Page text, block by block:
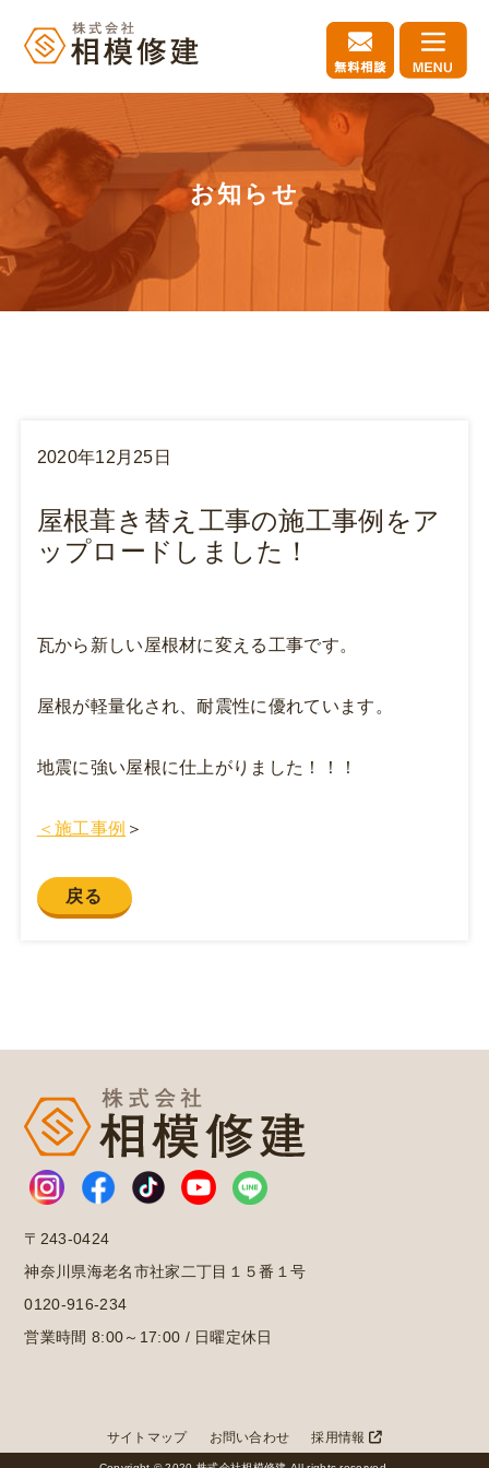
お知らせ
2020年12月25日
屋根葺き替え工事の施工事例をア
ップロードしました！
瓦から新しい屋根材に変える工事です。
屋根が軽量化され、耐震性に優れています。
地震に強い屋根に仕上がりました！！！
＜施工事例 ＞
戻る
〒243-0424
神奈川県海老名市社家二丁目１５番１号
0120-916-234
営業時間 8:00～17:00 / 日曜定休日
サイトマップ お問い合わせ 採用情報